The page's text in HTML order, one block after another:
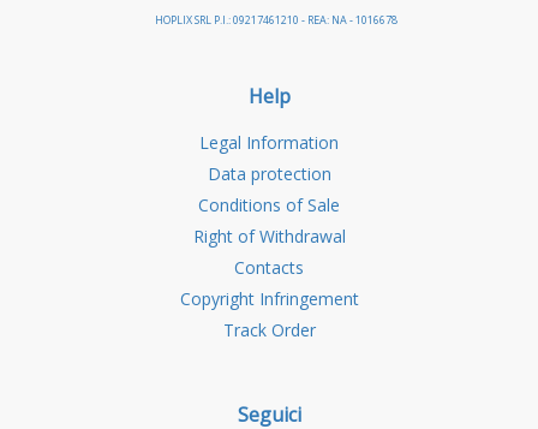
HOPLIX SRL P.I.: 09217461210 - REA: NA - 1016678
Help
Legal Information
Data protection
Conditions of Sale
Right of Withdrawal
Contacts
Copyright Infringement
Track Order
Seguici